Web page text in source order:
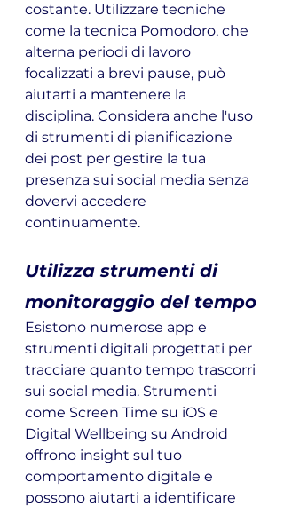
costante. Utilizzare tecniche
come la tecnica Pomodoro, che
alterna periodi di lavoro
focalizzati a brevi pause, può
aiutarti a mantenere la
disciplina. Considera anche l'uso
di strumenti di pianificazione
dei post per gestire la tua
presenza sui social media senza
dovervi accedere
continuamente.
Utilizza strumenti di
monitoraggio del tempo
Esistono numerose app e
strumenti digitali progettati per
tracciare quanto tempo trascorri
sui social media. Strumenti
come Screen Time su iOS e
Digital Wellbeing su Android
offrono insight sul tuo
comportamento digitale e
possono aiutarti a identificare